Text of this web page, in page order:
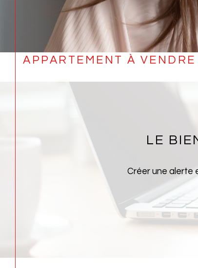
APPARTEMENT À
LE
Créer une alerte